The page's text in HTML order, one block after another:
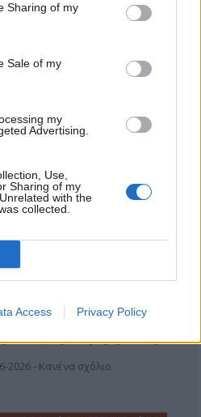
Sharing of my
Sale of my
my
Advertising.
Use,
Sharing of my
with the
collected.
Access Privacy Policy
Παππάς, εκεί Παππάς, που είναι
την περιφέρεια – μειώσ…
2026 - Κανένα σχόλιο